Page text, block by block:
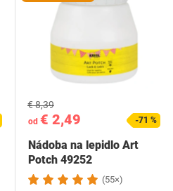
od € 2,49
€ 8,39
-71 %
Nádoba na lepidlo Art
Potch 49252
(55×)